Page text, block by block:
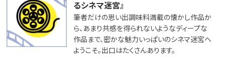
るシネマ迷宮』
筆者だけの思い出調味料満載の懐かし作品か
ら、あまり共感を得られないようなディープな
作品まで、密かな魅力いっぱいのシネマ迷宮へ
ようこそ。出口はたくさんあります。